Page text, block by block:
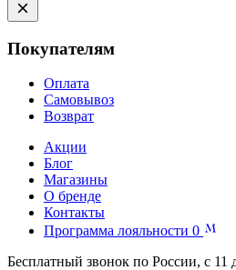
Покупателям
Оплата
Самовывоз
Возврат
Акции
Блог
Магазины
О бренде
Контакты
Программа лояльности 0
Бесплатный звонок по России, с